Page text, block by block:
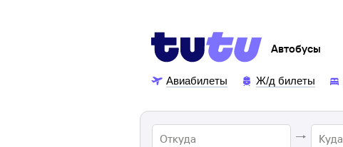
Автобусы
Авиабилеты Ж/д билеты